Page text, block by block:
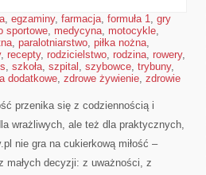
, egzaminy, farmacja, formuła 1, gry
sportowe, medycyna, motocykle,
, paralotniarstwo, piłka nożna,
, recepty, rodzicielstwo, rodzina, rowery,
, szkoła, szpital , szybowce, trybuny,
dodatkowe, zdrowe żywienie, zdrowie
przenika się z codziennością i
wrażliwych, ale też dla praktycznych,
nie gra na cukierkową miłość –
małych decyzji: z uważności, z